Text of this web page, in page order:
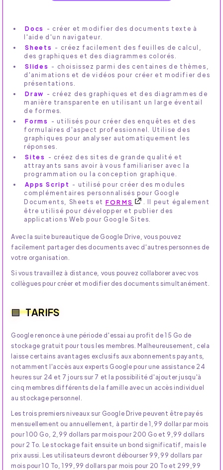
Docs
- créer et modifier des documents texte à
l'aide d'un navigateur.
Sheets - créez facilement des feuilles de calcul,
des graphiques et des diagrammes colorés.
Slides - choisissez parmi des centaines de thèmes,
d'animations et de vidéos pour créer et modifier des
présentations.
Draw - créez des graphiques et des diagrammes de
manière transparente en utilisant un large éventail
de formes.
Forms
- utilisés pour créer des enquêtes et des
formulaires d'aspect professionnel. Utilise des
graphiques pour analyser automatiquement les
réponses.
Sites
- créez des sites de grande qualité et
attrayants sans avoir à vous familiariser avec la
programmation ou la conception graphique.
Apps Script - utilisé pour créer des modules
complémentaires personnalisés pour Google
Documents, Sheets et FORMS
. Il peut également
être utilisé pour développer et publier des
applications Web pour Google Sites.
Avec la suite bureautique de Google Drive, vous pouvez
facilement partager des documents avec d'autres personnes de
votre organisation.
Si vous travaillez à distance, vous pouvez collaborer avec vos
collègues pour créer et modifier des documents simultanément.
TARIFS
Google renonce à une période d'essai au profit de 15 Go de
stockage gratuit pour tous les membres. Malheureusement, cela
laisse certains avantages exclusifs aux abonnements payants,
notamment l'accès aux experts Google pour une assistance 24
heures sur 24 et 7 jours sur 7 et la possibilité d'ajouter jusqu'à
cinq membres différents de la famille avec un accès individuel
au stockage personnel.
Les trois premiers niveaux sur Google Drive peuvent être payés
mensuellement ou annuellement, à partir de 1,99 dollar par mois
pour 100 Go, 2,99 dollars par mois pour 200 Go et 9,99 dollars
pour 2 To. Le stockage fait ensuite un bond significatif, mais le
prix aussi. Les utilisateurs devront débourser 99,99 dollars par
mois pour 10 To, 199,99 dollars par mois pour 20 To et 299,99